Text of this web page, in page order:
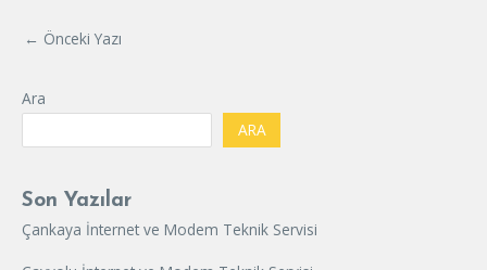
← Önceki Yazı
Ara
ARA
Son Yazılar
Çankaya İnternet ve Modem Teknik Servisi